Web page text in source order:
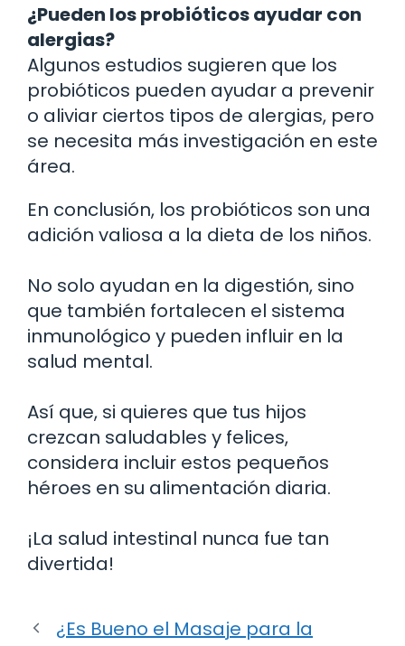
¿Pueden los probióticos ayudar con
alergias?
Algunos estudios sugieren que los
probióticos pueden ayudar a prevenir
o aliviar ciertos tipos de alergias, pero
se necesita más investigación en este
área.
En conclusión, los probióticos son una
adición valiosa a la dieta de los niños.
No solo ayudan en la digestión, sino
que también fortalecen el sistema
inmunológico y pueden influir en la
salud mental.
Así que, si quieres que tus hijos
crezcan saludables y felices,
considera incluir estos pequeños
héroes en su alimentación diaria.
¡La salud intestinal nunca fue tan
divertida!
¿Es Bueno el Masaje para la